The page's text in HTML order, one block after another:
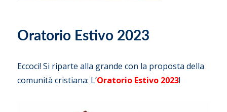
Oratorio Estivo 2023
Eccoci! Si riparte alla grande con la proposta della
comunità cristiana: L’Oratorio Estivo 2023!